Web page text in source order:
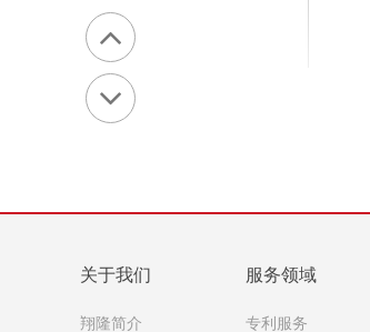
稳定可靠的精英团
严谨的管理流程
关于我们
翔隆简介
服务领域
专利服务